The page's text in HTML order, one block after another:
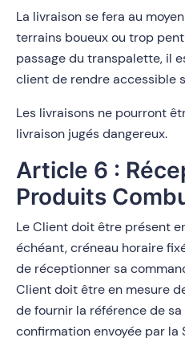
La livraison se fera au
terrains boueux ou trop
passage du transpalette, il
client de rendre accessible
Les livraisons ne pourront
livraison jugés dangereux.
Article 6 :
Produits
Le Client doit être présent
échéant, créneau horaire
de réceptionner sa
Client doit être en mesure
de fournir la référence de
confirmation envoyée par la